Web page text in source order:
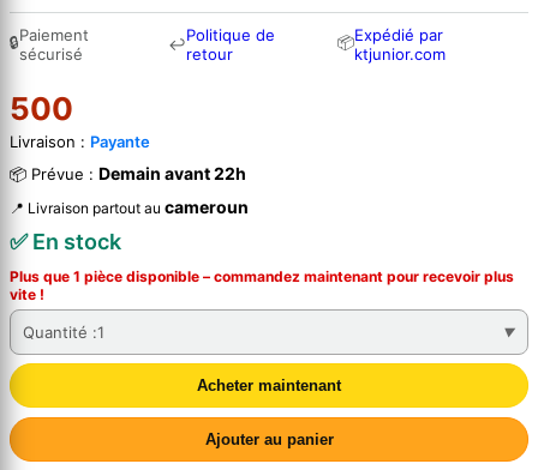
🔒Paiement
sécurisé
↩Politique de
retour
📦Expédié par
ktjunior.com
500
Livraison : Payante
📦 Prévue : Demain avant 22h
📍 Livraison partout au cameroun
✅ En stock
Plus que 1 pièce disponible – commandez maintenant pour recevoir plus
vite !
Quantité :1
Acheter maintenant
Ajouter au panier